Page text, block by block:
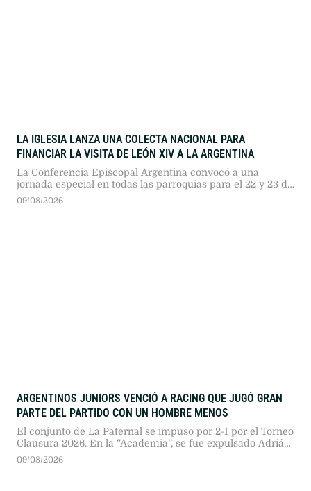
LA IGLESIA LANZA UNA COLECTA NACIONAL PARA
FINANCIAR LA VISITA DE LEÓN XIV A LA ARGENTINA
La Conferencia Episcopal Argentina convocó a una
jornada especial en todas las parroquias para el 22 y 23 de
agosto. El Pontífice arribará en noviembre tras 39 años sin
09/08/2026
ARGENTINOS JUNIORS VENCIÓ A RACING QUE JUGÓ GRAN
PARTE DEL PARTIDO CON UN HOMBRE MENOS
El conjunto de La Paternal se impuso por 2-1 por el Torneo
Clausura 2026. En la “Academia”, se fue expulsado Adrián
“Maravilla” Martínez en el primer tiempo.
09/08/2026